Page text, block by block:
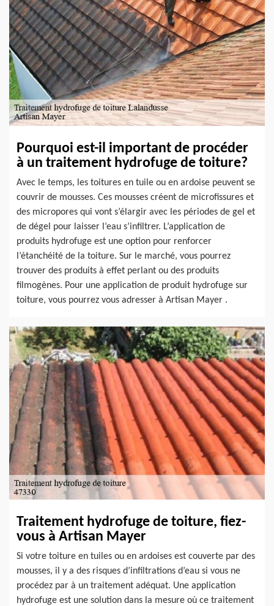
Pourquoi est-il important de procéder
à un traitement hydrofuge de toiture?
Avec le temps, les toitures en tuile ou en ardoise peuvent se
couvrir de mousses. Ces mousses créent de microfissures et
des micropores qui vont s’élargir avec les périodes de gel et
de dégel pour laisser l‘eau s’infiltrer. L’application de
produits hydrofuge est une option pour renforcer
l’étanchéité de la toiture. Sur le marché, vous pourrez
trouver des produits à effet perlant ou des produits
filmogènes. Pour une application de produit hydrofuge sur
toiture, vous pourrez vous adresser à Artisan Mayer .
Traitement hydrofuge de toiture, fiez-
vous à Artisan Mayer
Si votre toiture en tuiles ou en ardoises est couverte par des
mousses, il y a des risques d’infiltrations d’eau si vous ne
procédez par à un traitement adéquat. Une application
hydrofuge est une solution dans la mesure où ce traitement